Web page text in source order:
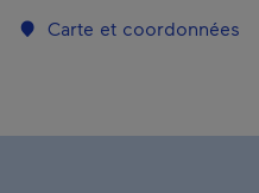
Carte et coordonnées